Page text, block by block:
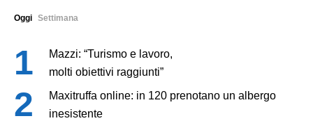
Oggi Settimana
Mazzi: “Turismo e lavoro,
molti obiettivi raggiunti”
Maxitruffa online: in 120 prenotano un albergo
inesistente